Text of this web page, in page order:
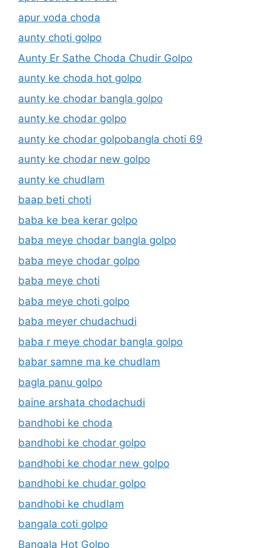
apur voda choda
aunty choti golpo
Aunty Er Sathe Choda Chudir Golpo
aunty ke choda hot golpo
aunty ke chodar bangla golpo
aunty ke chodar golpo
aunty ke chodar golpobangla choti 69
aunty ke chodar new golpo
aunty ke chudlam
baap beti choti
baba ke bea kerar golpo
baba meye chodar bangla golpo
baba meye chodar golpo
baba meye choti
baba meye choti golpo
baba meyer chudachudi
baba r meye chodar bangla golpo
babar samne ma ke chudlam
bagla panu golpo
baine arshata chodachudi
bandhobi ke choda
bandhobi ke chodar golpo
bandhobi ke chodar new golpo
bandhobi ke chudar golpo
bandhobi ke chudlam
bangala coti golpo
Bangala Hot Golpo